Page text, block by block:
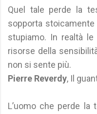
Quel tale perde la
sopporta
stupiamo. In realtà
risorse della
non si sente più.
Pierre Reverdy, Il
L’uomo che perde